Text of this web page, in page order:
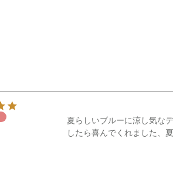
夏らしいブルーに涼し気な
したら喜んでくれました、